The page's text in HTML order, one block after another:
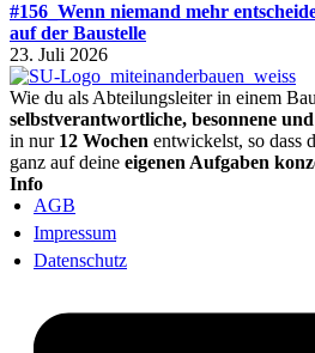
#156_Wenn niemand mehr
auf der Baustelle
23. Juli 2026
Wie du als Abteilungsleiter in einem
selbstverantwortliche, besonnene
in nur 12 Wochen entwickelst, so dass
ganz auf deine eigenen Aufgaben
Info
AGB
Impressum
Datenschutz